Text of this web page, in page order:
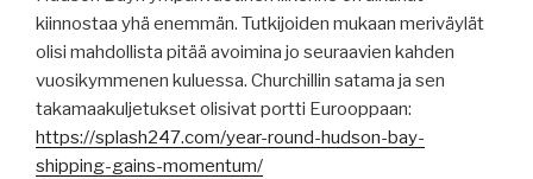
kiinnostaa yhä enemmän. Tutkijoiden mukaan meriväylät
olisi mahdollista pitää avoimina jo seuraavien kahden
vuosikymmenen kuluessa. Churchillin satama ja sen
takamaakuljetukset olisivat portti Eurooppaan:
https://splash247.com/year-round-hudson-bay-
shipping-gains-momentum/